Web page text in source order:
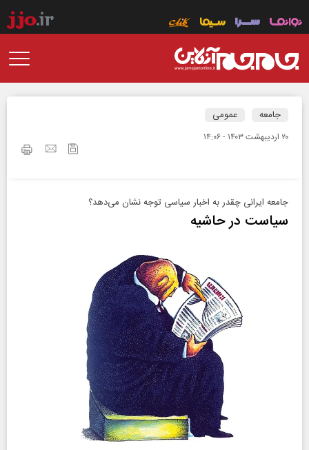
جامعه عمومی
۲۰ ارديبهشت ۱۴۰۳ - ۱۴:۰۶
جامعه ایرانی چقدر به اخبار سیاسی توجه نشان می‌دهد؟
سیاست در حاشیه